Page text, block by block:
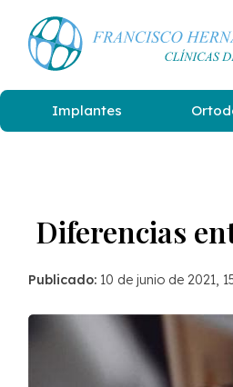
Implantes
Diferencias
Publicado: 10 de junio de 2021,